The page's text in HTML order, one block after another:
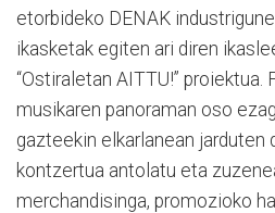
etorbideko DENAK
ikasketak egiten ari diren
“Ostiraletan AITTU!” proiektua.
musikaren panoraman oso
gazteekin elkarlanean jarduten
kontzertua antolatu eta
merchandisinga, promozioko